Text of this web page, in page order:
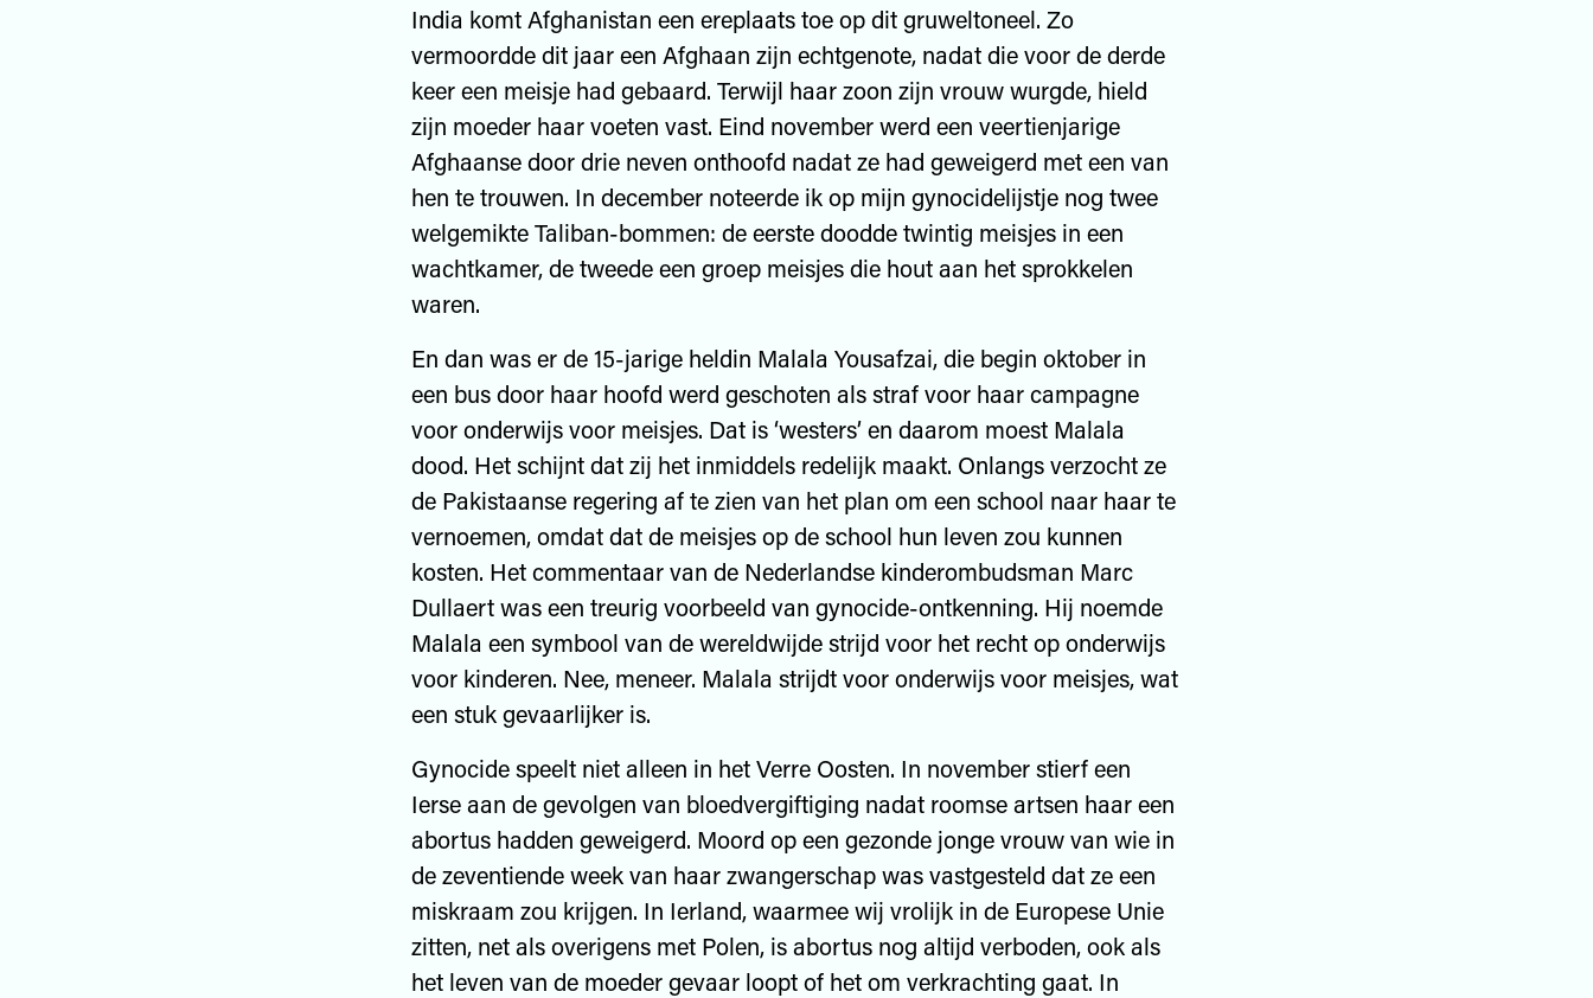
India komt Afghanistan een ereplaats toe op dit gruweltoneel. Zo
vermoordde dit jaar een Afghaan zijn echtgenote, nadat die voor de derde
keer een meisje had gebaard. Terwijl haar zoon zijn vrouw wurgde, hield
zijn moeder haar voeten vast. Eind november werd een veertienjarige
Afghaanse door drie neven onthoofd nadat ze had geweigerd met een van
hen te trouwen. In december noteerde ik op mijn gynocidelijstje nog twee
welgemikte Taliban-bommen: de eerste doodde twintig meisjes in een
wachtkamer, de tweede een groep meisjes die hout aan het sprokkelen
waren.
En dan was er de 15-jarige heldin Malala Yousafzai, die begin oktober in
een bus door haar hoofd werd geschoten als straf voor haar campagne
voor onderwijs voor meisjes. Dat is ‘westers’ en daarom moest Malala
dood. Het schijnt dat zij het inmiddels redelijk maakt. Onlangs verzocht ze
de Pakistaanse regering af te zien van het plan om een school naar haar te
vernoemen, omdat dat de meisjes op de school hun leven zou kunnen
kosten. Het commentaar van de Nederlandse kinderombudsman Marc
Dullaert was een treurig voorbeeld van gynocide-ontkenning. Hij noemde
Malala een symbool van de wereldwijde strijd voor het recht op onderwijs
voor kinderen. Nee, meneer. Malala strijdt voor onderwijs voor meisjes, wat
een stuk gevaarlijker is.
Gynocide speelt niet alleen in het Verre Oosten. In november stierf een
Ierse aan de gevolgen van bloedvergiftiging nadat roomse artsen haar een
abortus hadden geweigerd. Moord op een gezonde jonge vrouw van wie in
de zeventiende week van haar zwangerschap was vastgesteld dat ze een
miskraam zou krijgen. In Ierland, waarmee wij vrolijk in de Europese Unie
zitten, net als overigens met Polen, is abortus nog altijd verboden, ook als
het leven van de moeder gevaar loopt of het om verkrachting gaat. In